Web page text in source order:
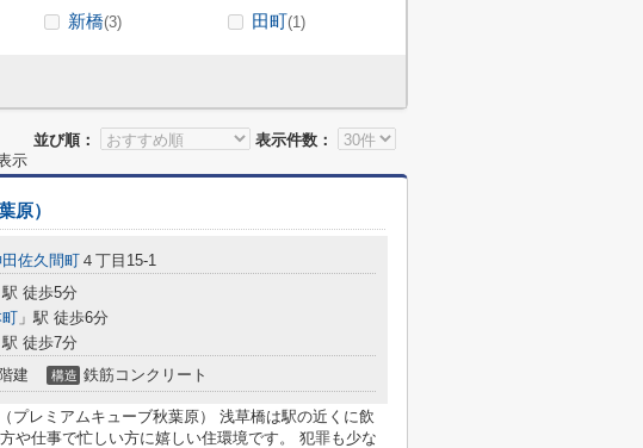
新橋(3) 田町(1)
並び順：
表示件数：
示
原）
佐久間町 ４丁目15-1
駅 徒歩5分
」駅 徒歩6分
駅 徒歩7分
建 構造 鉄筋コンクリート
プレミアムキューブ秋葉原） 浅草橋は駅の近くに飲
や仕事で忙しい方に嬉しい住環境です。 犯罪も少な